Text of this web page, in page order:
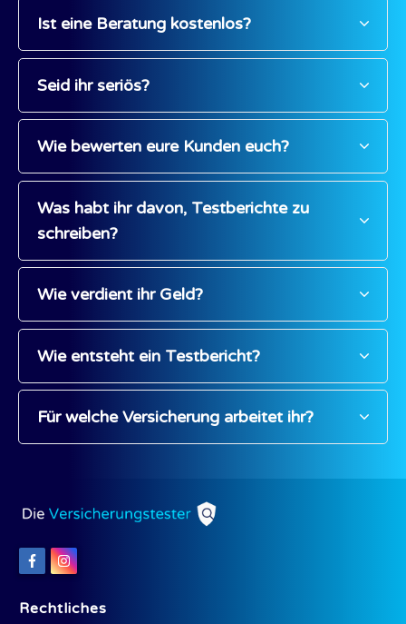
Ist eine Beratung kostenlos?
Seid ihr seriös?
Wie bewerten eure Kunden euch?
Was habt ihr davon, Testberichte zu
schreiben?
Wie verdient ihr Geld?
Wie entsteht ein Testbericht?
Für welche Versicherung arbeitet ihr?
Rechtliches